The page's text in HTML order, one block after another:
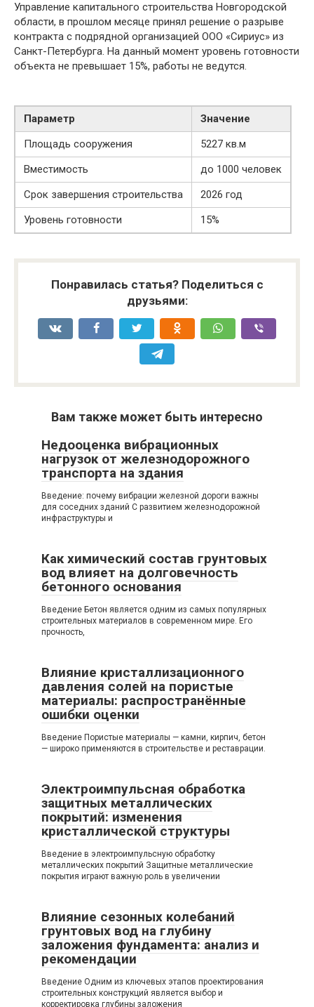
Управление капитального строительства Новгородской
области, в прошлом месяце принял решение о разрыве
контракта с подрядной организацией ООО «Сириус» из
Санкт-Петербурга. На данный момент уровень готовности
объекта не превышает 15%, работы не ведутся.
Параметр
Значение
Площадь сооружения
5227 кв.м
Вместимость
до 1000 человек
Срок завершения строительства
2026 год
Уровень готовности
15%
Понравилась статья? Поделиться с
друзьями:
Вам также может быть интересно
Недооценка вибрационных
нагрузок от железнодорожного
транспорта на здания
Введение: почему вибрации железной дороги важны
для соседних зданий С развитием железнодорожной
инфраструктуры и
Как химический состав грунтовых
вод влияет на долговечность
бетонного основания
Введение Бетон является одним из самых популярных
строительных материалов в современном мире. Его
прочность,
Влияние кристаллизационного
давления солей на пористые
материалы: распространённые
ошибки оценки
Введение Пористые материалы — камни, кирпич, бетон
— широко применяются в строительстве и реставрации.
Электроимпульсная обработка
защитных металлических
покрытий: изменения
кристаллической структуры
Введение в электроимпульсную обработку
металлических покрытий Защитные металлические
покрытия играют важную роль в увеличении
Влияние сезонных колебаний
грунтовых вод на глубину
заложения фундамента: анализ и
рекомендации
Введение Одним из ключевых этапов проектирования
строительных конструкций является выбор и
корректировка глубины заложения